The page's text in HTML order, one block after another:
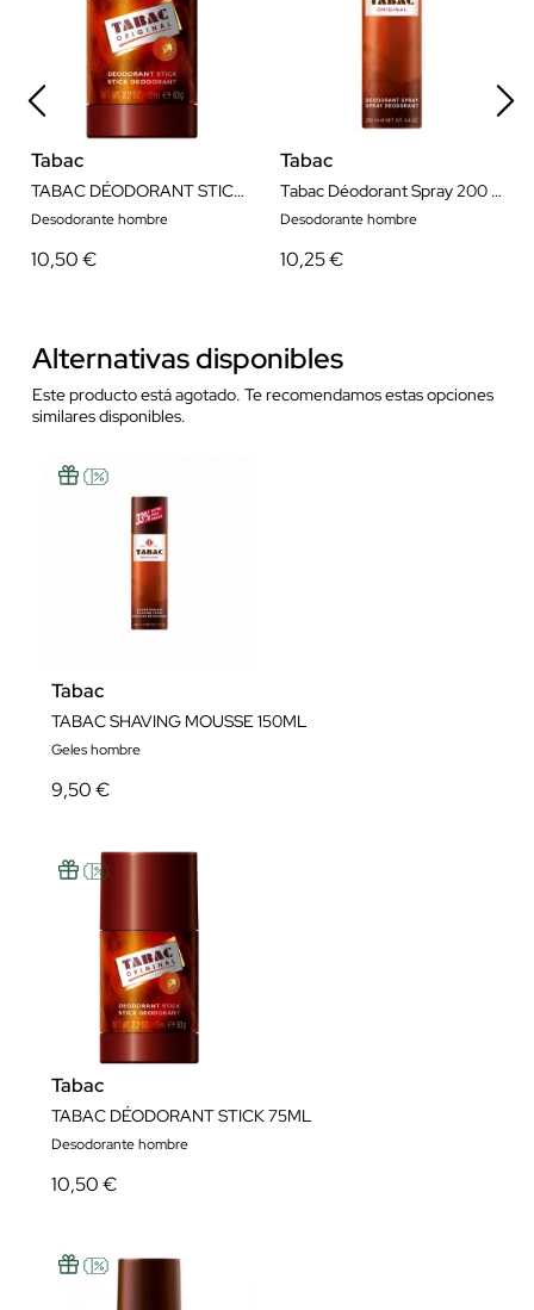
Tabac
TABAC DÉODORANT STICK 75ML
Desodorante hombre
10,50 €
Tabac
Tabac Déodorant Spray 200 ml
Desodorante hombre
10,25 €
Alternativas disponibles
Este producto está agotado. Te recomendamos estas opciones
similares disponibles.
Tabac
TABAC SHAVING MOUSSE 150ML
Geles hombre
9,50 €
Tabac
TABAC DÉODORANT STICK 75ML
Desodorante hombre
10,50 €